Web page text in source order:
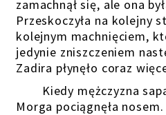
zamachnął się, ale ona
Przeskoczyła na kolejny
kolejnym machnięciem,
jedynie zniszczeniem
Zadira płynęło coraz
Kiedy mężczyzna
Morga pociągnęła nosem.